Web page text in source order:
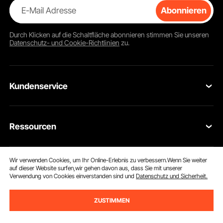
E-Mail Adresse Abonnieren
Durch Klicken auf die Schaltflächeabonnieren stimmen Sie unseren
Datenschutz- und Cookie-Richtlinien zu.
Kundenservice
Rückgaben & Ersatz
Ihr Konto
Ressourcen
Pro-Mitgliederprogramm
Über Uns
Über VEVOR
Nutzungsbedingungen
Wir verwenden Cookies, um Ihr Online-Erlebnis zu verbessern.Wenn Sie weiter
auf dieser Website surfen,wir gehen davon aus, dass Sie mit unserer
Verwendung von Cookies einverstanden sind undDatenschutz und Sicherheit.
ZUSTIMMEN